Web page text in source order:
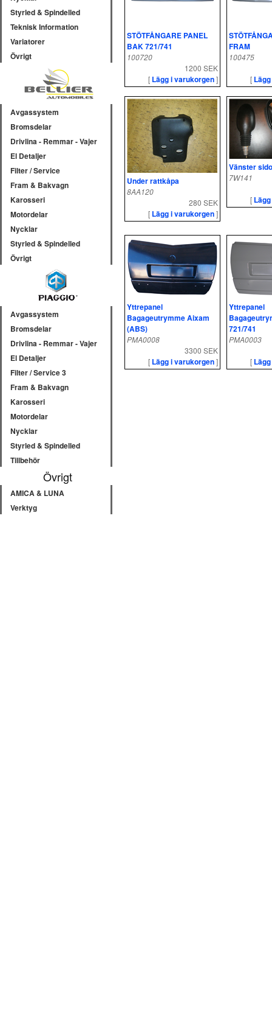
Styrled & Spindelled
Teknisk Information
Variatorer
Övrigt
Avgassystem
Bromsdelar
Drivlina - Remmar - Vajer
El Detaljer
Filter / Service
Fram & Bakvagn
Karosseri
Motordelar
Nycklar
Styrled & Spindelled
Övrigt
Avgassystem
Bromsdelar
Drivlina - Remmar - Vajer
El Detaljer
Filter / Service 3
Fram & Bakvagn
Karosseri
Motordelar
Nycklar
Styrled & Spindelled
Tillbehör
Övrigt
AMICA & LUNA
Verktyg
STÖTFÅNGARE PANEL
BAK 721/741
100720
1200 SEK
[ Lägg i varukorgen]
FRAM
100475
[
Under rattkåpa
8AA120
280 SEK
[ Lägg i varukorgen]
Vänster
7W141
[
Yttrepanel
Bagageutrymme Aixam
(ABS)
PMA0008
3300 SEK
[ Lägg i varukorgen]
Yttrepanel
721/741
PMA0003
[